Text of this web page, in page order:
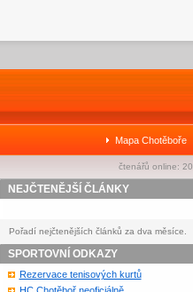
Mapa Chotěboře
čtenářů online: 20
NEJČTENĚJŠÍ ČLÁNKY
Pořadí nejčtenějších článků za dva měsíce.
SPORTOVNÍ ODKAZY
Rezervace tenisových kurtů